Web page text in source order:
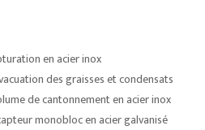
en acier inox
des graisses et condensats
de cantonnement en acier inox
monobloc en acier galvanisé